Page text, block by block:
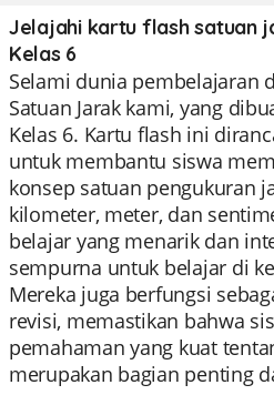
Jelajahi kartu flash satuan
Kelas 6
Selami dunia pembelajaran
Satuan Jarak kami, yang
Kelas 6. Kartu flash ini
untuk membantu siswa
konsep satuan pengukuran
kilometer, meter, dan
belajar yang menarik dan
sempurna untuk belajar di
Mereka juga berfungsi
revisi, memastikan bahwa
pemahaman yang kuat
merupakan bagian penting